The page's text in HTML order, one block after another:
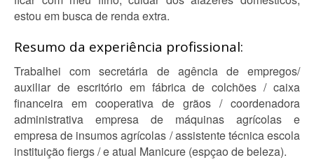
estou em busca de renda extra.
Resumo da experiência profissional:
Trabalhei com secretária de agência de empregos/
auxiliar de escritório em fábrica de colchões / caixa
financeira em cooperativa de grãos / coordenadora
administrativa empresa de máquinas agrícolas e
empresa de insumos agrícolas / assistente técnica escola
instituição fiergs / e atual Manicure (espçao de beleza).